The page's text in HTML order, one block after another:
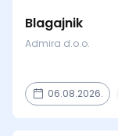
Blagajnik
Admira d.o.o.
06.08.2026.